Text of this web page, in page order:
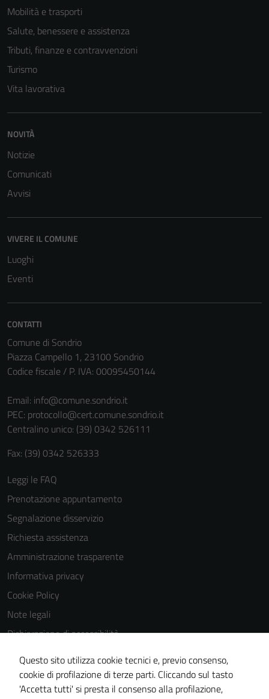
Mobilità e trasporti
Salute, benessere e assistenza
Tributi, finanze e contravvenzioni
Turismo
Vita lavorativa
NOVITÀ
Notizie
Comunicati
Avvisi
VIVERE IL COMUNE
Luoghi
Eventi
CONTATTI
Comune di Sondrio
Piazza Campello 1, 23100 Sondrio
Codice fiscale / P. IVA: 00095450144
Email: info@comune.sondrio.it
PEC: protocollo@cert.comune.sondrio.it
Centralino unico: (39) 0342 526111
Fax: (39) 0342 526333
Leggi le FAQ
Prenotazione appuntamento
Segnalazione disservizio
Richiesta assistenza
Amministrazione trasparente
Informativa privacy
Cookie Policy
Note legali
Dichiarazione di accessibilità
Dichiarazione di accessibilità Servizi
Whistleblowing
Piano di miglioramento del sito
Questo sito utilizza cookie tecnici e, previo consenso,
cookie di profilazione di terze parti. Cliccando sul tasto
'Accetta tutti' si presta il consenso alla profilazione,
funzionamento
Questi cookie
informazioni
personali.